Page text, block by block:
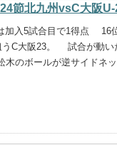
24節北九州vsC大阪
加入5試合目で1得点 16
うC大阪23。 試合が動い
木のボールが逆サイドネ